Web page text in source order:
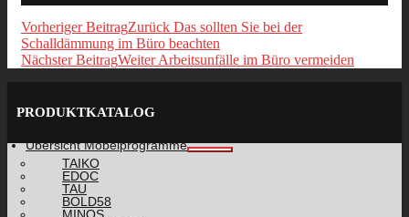
Vorheriger BeitragZurück Das sollten Sie bei der
Schalldämmung im Büro beachten
Nächster BeitragWeiter Arbeitsunfälle im Büro vermeiden
PRODUKTKATALOG
Übersicht Möbelprogramme
TAIKO
EDOC
TAU
BOLD58